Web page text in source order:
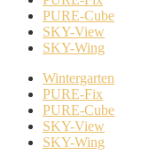
PURE-Cube
SKY-View
SKY-Wing
Wintergarten
PURE-Fix
PURE-Cube
SKY-View
SKY-Wing